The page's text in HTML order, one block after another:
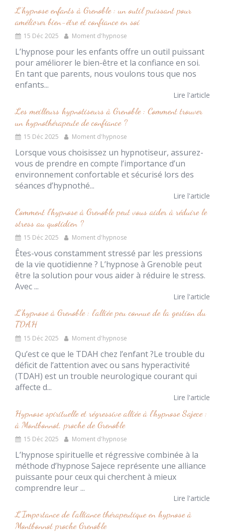
L’hypnose enfants à Grenoble : un outil puissant pour
améliorer bien-être et confiance en soi
15 Déc 2025 Moment d'hypnose
L’hypnose pour les enfants offre un outil puissant
pour améliorer le bien-être et la confiance en soi.
En tant que parents, nous voulons tous que nos
enfants...
Lire l'article
Les meilleurs hypnotiseurs à Grenoble : Comment trouver
un hypnothérapeute de confiance ?
15 Déc 2025 Moment d'hypnose
Lorsque vous choisissez un hypnotiseur, assurez-
vous de prendre en compte l’importance d’un
environnement confortable et sécurisé lors des
séances d’hypnothé...
Lire l'article
Comment l’hypnose à Grenoble peut vous aider à réduire le
stress au quotidien ?
15 Déc 2025 Moment d'hypnose
Êtes-vous constamment stressé par les pressions
de la vie quotidienne ? L’hypnose à Grenoble peut
être la solution pour vous aider à réduire le stress.
Avec ...
Lire l'article
L’hypnose à Grenoble : l’alliée peu connue de la gestion du
TDAH
15 Déc 2025 Moment d'hypnose
Qu’est ce que le TDAH chez l’enfant ?Le trouble du
déficit de l’attention avec ou sans hyperactivité
(TDAH) est un trouble neurologique courant qui
affecte d...
Lire l'article
Hypnose spirituelle et régressive alliée à l’hypnose Sajece :
à Montbonnot, proche de Grenoble
15 Déc 2025 Moment d'hypnose
L’hypnose spirituelle et régressive combinée à la
méthode d’hypnose Sajece représente une alliance
puissante pour ceux qui cherchent à mieux
comprendre leur ...
Lire l'article
L’Importance de l’alliance thérapeutique en hypnose à
Montbonnot proche Grenoble